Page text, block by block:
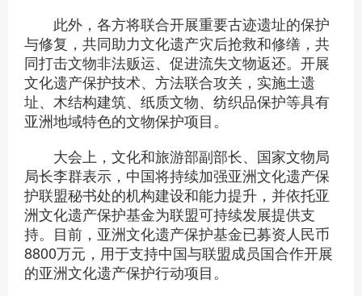
此外，各方将联合开展重要古迹遗址的保护
与修复，共同助力文化遗产灾后抢救和修缮，共
同打击文物非法贩运、促进流失文物返还。开展
文化遗产保护技术、方法联合攻关，实施土遗
址、木结构建筑、纸质文物、纺织品保护等具有
亚洲地域特色的文物保护项目。
大会上，文化和旅游部副部长、国家文物局
局长李群表示，中国将持续加强亚洲文化遗产保
护联盟秘书处的机构建设和能力提升，并依托亚
洲文化遗产保护基金为联盟可持续发展提供支
持。目前，亚洲文化遗产保护基金已募资人民币
8800万元，用于支持中国与联盟成员国合作开展
的亚洲文化遗产保护行动项目。